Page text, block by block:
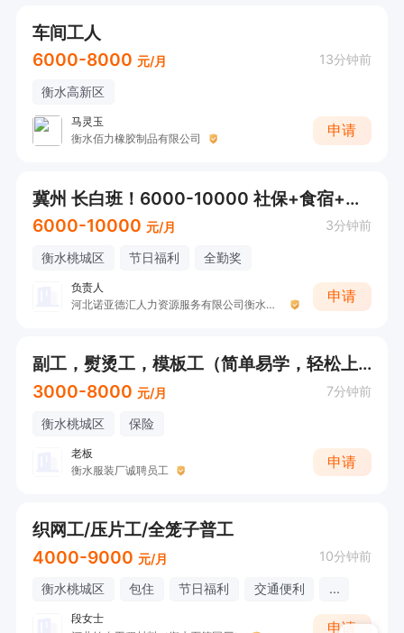
车间工人
6000-8000 元/月 13分钟前
衡水高新区
马灵玉
衡水佰力橡胶制品有限公司
申请
冀州 长白班！6000-10000 社保+食宿+假期
6000-10000 元/月 3分钟前
衡水桃城区 节日福利 全勤奖
负责人
河北诺亚德汇人力资源服务有限公司衡水分公司
申请
副工，熨烫工，模板工（简单易学，轻松上手，计件工资，流水作业常年不换活，工资月结）
3000-8000 元/月 7分钟前
衡水桃城区 保险
老板
衡水服装厂诚聘员工
申请
织网工/压片工/全笼子普工
4000-9000 元/月 10分钟前
衡水桃城区 包住 节日福利 交通便利 ...
段女士
申请